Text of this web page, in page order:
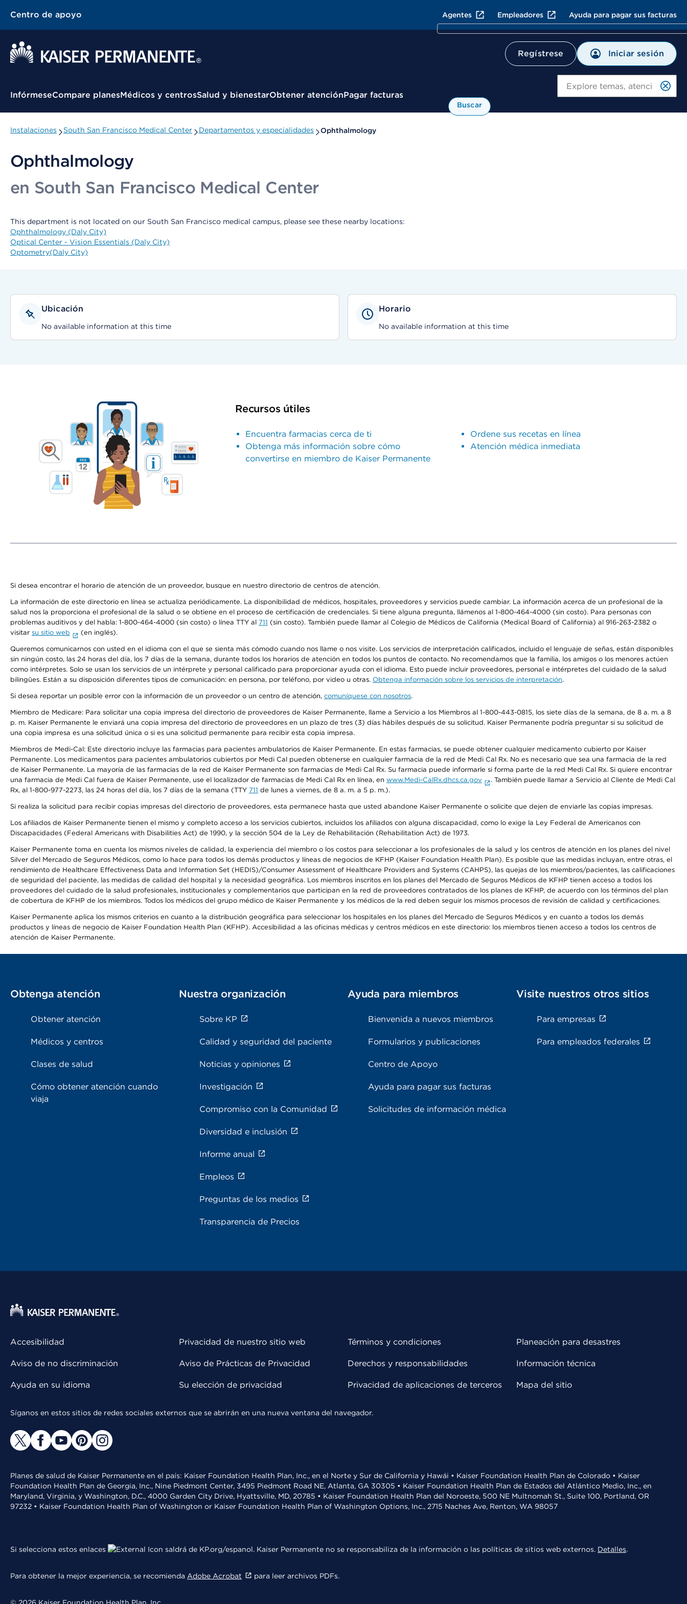
Centro de apoyo Agentes Empleadores Ayuda para pagar sus facturas
Regístrese Iniciar sesión
Menú contextual
InfórmeseCompare planesMédicos y centrosSalud y bienestarObtener atenciónPagar facturas
Buscar
Instalaciones South San Francisco Medical Center Departamentos y especialidades Ophthalmology
Ophthalmology
en South San Francisco Medical Center
This department is not located on our South San Francisco medical campus, please see these nearby locations:
Ophthalmology (Daly City)
Optical Center - Vision Essentials (Daly City)
Optometry(Daly City)
Ubicación
No available information at this time
Horario
No available information at this time
Recursos útiles
Encuentra farmacias cerca de ti
Obtenga más información sobre cómo
convertirse en miembro de Kaiser Permanente
Ordene sus recetas en línea
Atención médica inmediata
Si desea encontrar el horario de atención de un proveedor, busque en nuestro directorio de centros de atención.
La información de este directorio en línea se actualiza periódicamente. La disponibilidad de médicos, hospitales, proveedores y servicios puede cambiar. La información acerca de un profesional de la
salud nos la proporciona el profesional de la salud o se obtiene en el proceso de certificación de credenciales. Si tiene alguna pregunta, llámenos al 1-800-464-4000 (sin costo). Para personas con
problemas auditivos y del habla: 1-800-464-4000 (sin costo) o línea TTY al 711 (sin costo). También puede llamar al Colegio de Médicos de California (Medical Board of California) al 916-263-2382 o
visitar su sitio web (en inglés).
Queremos comunicarnos con usted en el idioma con el que se sienta más cómodo cuando nos llame o nos visite. Los servicios de interpretación calificados, incluido el lenguaje de señas, están disponibles
sin ningún costo, las 24 horas del día, los 7 días de la semana, durante todos los horarios de atención en todos los puntos de contacto. No recomendamos que la familia, los amigos o los menores actúen
como intérpretes. Solo se usan los servicios de un intérprete y personal calificado para proporcionar ayuda con el idioma. Esto puede incluir proveedores, personal e intérpretes del cuidado de la salud
bilingües. Están a su disposición diferentes tipos de comunicación: en persona, por teléfono, por video u otras. Obtenga información sobre los servicios de interpretación.
Si desea reportar un posible error con la información de un proveedor o un centro de atención, comuníquese con nosotros.
Miembro de Medicare: Para solicitar una copia impresa del directorio de proveedores de Kaiser Permanente, llame a Servicio a los Miembros al 1-800-443-0815, los siete días de la semana, de 8 a. m. a 8
p. m. Kaiser Permanente le enviará una copia impresa del directorio de proveedores en un plazo de tres (3) días hábiles después de su solicitud. Kaiser Permanente podría preguntar si su solicitud de
una copia impresa es una solicitud única o si es una solicitud permanente para recibir esta copia impresa.
Miembros de Medi-Cal: Este directorio incluye las farmacias para pacientes ambulatorios de Kaiser Permanente. En estas farmacias, se puede obtener cualquier medicamento cubierto por Kaiser
Permanente. Los medicamentos para pacientes ambulatorios cubiertos por Medi Cal pueden obtenerse en cualquier farmacia de la red de Medi Cal Rx. No es necesario que sea una farmacia de la red
de Kaiser Permanente. La mayoría de las farmacias de la red de Kaiser Permanente son farmacias de Medi Cal Rx. Su farmacia puede informarle si forma parte de la red Medi Cal Rx. Si quiere encontrar
una farmacia de Medi Cal fuera de Kaiser Permanente, use el localizador de farmacias de Medi Cal Rx en línea, en www.Medi-CalRx.dhcs.ca.gov
. También puede llamar a Servicio al Cliente de Medi Cal
Rx, al 1-800-977-2273, las 24 horas del día, los 7 días de la semana (TTY 711 de lunes a viernes, de 8 a. m. a 5 p. m.).
Si realiza la solicitud para recibir copias impresas del directorio de proveedores, esta permanece hasta que usted abandone Kaiser Permanente o solicite que dejen de enviarle las copias impresas.
Los afiliados de Kaiser Permanente tienen el mismo y completo acceso a los servicios cubiertos, incluidos los afiliados con alguna discapacidad, como lo exige la Ley Federal de Americanos con
Discapacidades (Federal Americans with Disabilities Act) de 1990, y la sección 504 de la Ley de Rehabilitación (Rehabilitation Act) de 1973.
Kaiser Permanente toma en cuenta los mismos niveles de calidad, la experiencia del miembro o los costos para seleccionar a los profesionales de la salud y los centros de atención en los planes del nivel
Silver del Mercado de Seguros Médicos, como lo hace para todos los demás productos y líneas de negocios de KFHP (Kaiser Foundation Health Plan). Es posible que las medidas incluyan, entre otras, el
rendimiento de Healthcare Effectiveness Data and Information Set (HEDIS)/Consumer Assessment of Healthcare Providers and Systems (CAHPS), las quejas de los miembros/pacientes, las calificaciones
de seguridad del paciente, las medidas de calidad del hospital y la necesidad geográfica. Los miembros inscritos en los planes del Mercado de Seguros Médicos de KFHP tienen acceso a todos los
proveedores del cuidado de la salud profesionales, institucionales y complementarios que participan en la red de proveedores contratados de los planes de KFHP, de acuerdo con los términos del plan
de cobertura de KFHP de los miembros. Todos los médicos del grupo médico de Kaiser Permanente y los médicos de la red deben seguir los mismos procesos de revisión de calidad y certificaciones.
Kaiser Permanente aplica los mismos criterios en cuanto a la distribución geográfica para seleccionar los hospitales en los planes del Mercado de Seguros Médicos y en cuanto a todos los demás
productos y líneas de negocio de Kaiser Foundation Health Plan (KFHP). Accesibilidad a las oficinas médicas y centros médicos en este directorio: los miembros tienen acceso a todos los centros de
atención de Kaiser Permanente.
Obtenga atención
Obtener atención
Médicos y centros
Clases de salud
Cómo obtener atención cuando
viaja
Nuestra organización
Sobre KP
Calidad y seguridad del paciente
Noticias y opiniones
Investigación
Compromiso con la Comunidad
Diversidad e inclusión
Informe anual
Empleos
Preguntas de los medios
Transparencia de Precios
Ayuda para miembros
Bienvenida a nuevos miembros
Formularios y publicaciones
Centro de Apoyo
Ayuda para pagar sus facturas
Solicitudes de información médica
Visite nuestros otros sitios
Para empresas
Para empleados federales
Accesibilidad
Aviso de no discriminación
Ayuda en su idioma
Privacidad de nuestro sitio web
Aviso de Prácticas de Privacidad
Su elección de privacidad
Términos y condiciones
Derechos y responsabilidades
Privacidad de aplicaciones de terceros
Planeación para desastres
Información técnica
Mapa del sitio
Síganos en estos sitios de redes sociales externos que se abrirán en una nueva ventana del navegador.
Planes de salud de Kaiser Permanente en el país: Kaiser Foundation Health Plan, Inc., en el Norte y Sur de California y Hawái • Kaiser Foundation Health Plan de Colorado • Kaiser
Foundation Health Plan de Georgia, Inc., Nine Piedmont Center, 3495 Piedmont Road NE, Atlanta, GA 30305 • Kaiser Foundation Health Plan de Estados del Atlántico Medio, Inc., en
Maryland, Virginia, y Washington, D.C., 4000 Garden City Drive, Hyattsville, MD, 20785 • Kaiser Foundation Health Plan del Noroeste, 500 NE Multnomah St., Suite 100, Portland, OR
97232 • Kaiser Foundation Health Plan of Washington or Kaiser Foundation Health Plan of Washington Options, Inc., 2715 Naches Ave, Renton, WA 98057
Si selecciona estos enlaces saldrá de KP.org/espanol. Kaiser Permanente no se responsabiliza de la información o las políticas de sitios web externos. Detalles.
Para obtener la mejor experiencia, se recomienda Adobe Acrobat para leer archivos PDFs.